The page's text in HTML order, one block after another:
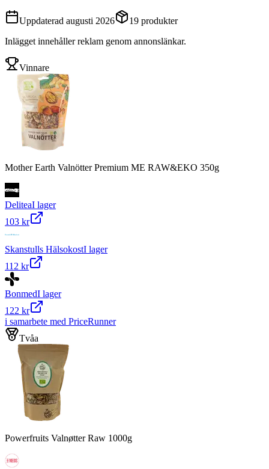
Uppdaterad augusti 2026 19 produkter
Inlägget innehåller reklam genom annonslänkar.
Vinnare
Mother Earth Valnötter Premium ME RAW&EKO 350g
DeliteaI lager
103 kr
Skanstulls HälsokostI lager
112 kr
BonmedI lager
122 kr
i samarbete med PriceRunner
Tvåa
Powerfruits Valnøtter Raw 1000g